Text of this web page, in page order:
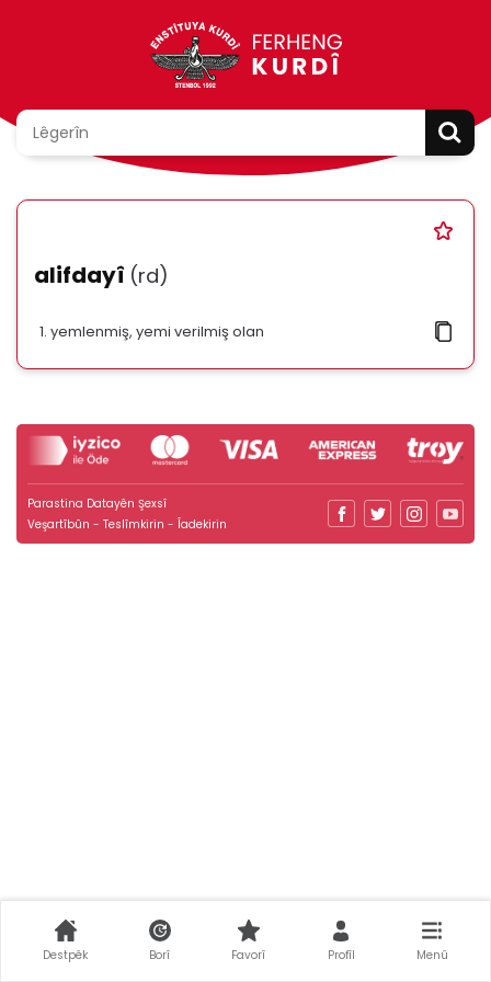
alifdayî (rd)
yemlenmiş, yemi verilmiş olan
Parastina Datayên Şexsî
Veşartîbûn - Teslîmkirin - Îadekirin
Destpêk Borî Favorî Profîl Menû